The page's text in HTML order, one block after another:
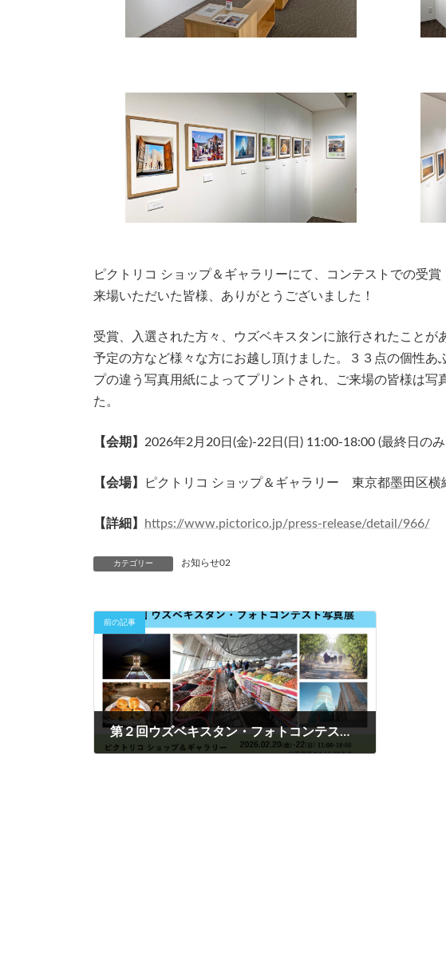
ピクトリコ ショップ＆ギャラリーにて、コンテストでの受
来場いただいた皆様、ありがとうございました！
受賞、入選された方々、ウズベキスタンに旅行されたこと
予定の方など様々な方にお越し頂けました。３３点の個性あ
プの違う写真用紙によってプリントされ、ご来場の皆様は写
た。
【会期】 2026年2月20日(金)-22日(日) 11:00-18:00 (最終日の
【会場】 ピクトリコ ショップ＆ギャラリー 東京都墨田区横
【詳細】 https://www.pictorico.jp/press-release/detail/966/
カテゴリー お知らせ02
前の記事
第２回ウズベキスタン・フォトコンテスト写真展開催のお知らせ